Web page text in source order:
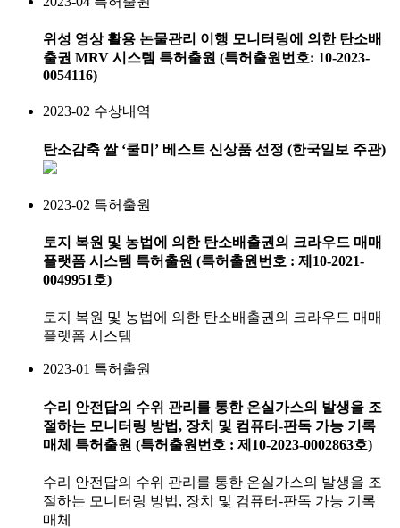
위성 영상 활용 논물관리 이행 모니터링에 의한 탄소배
출권 MRV 시스템 특허출원 (특허출원번호: 10-2023-
0054116)
2023-02 수상내역
탄소감축 쌀 ‘쿨미’ 베스트 신상품 선정 (한국일보 주관)
2023-02 특허출원
토지 복원 및 농법에 의한 탄소배출권의 크라우드 매매
플랫폼 시스템 특허출원 (특허출원번호 : 제10-2021-
0049951호)
토지 복원 및 농법에 의한 탄소배출권의 크라우드 매매
플랫폼 시스템
2023-01 특허출원
수리 안전답의 수위 관리를 통한 온실가스의 발생을 조
절하는 모니터링 방법, 장치 및 컴퓨터-판독 가능 기록
매체 특허출원 (특허출원번호 : 제10-2023-0002863호)
수리 안전답의 수위 관리를 통한 온실가스의 발생을 조
절하는 모니터링 방법, 장치 및 컴퓨터-판독 가능 기록
매체